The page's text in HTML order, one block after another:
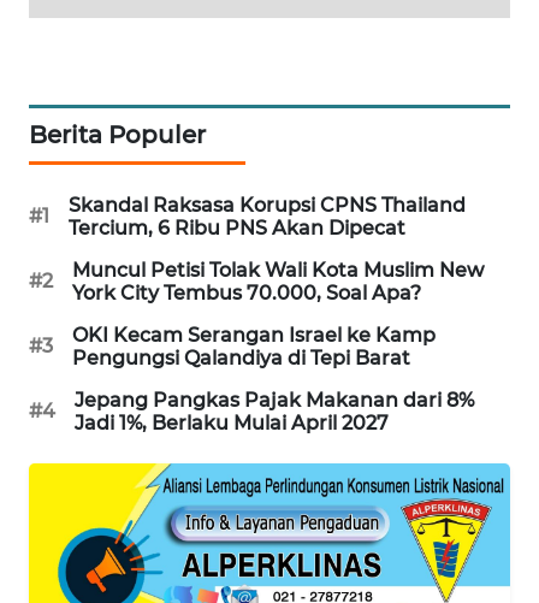
Berita Populer
#1
Skandal Raksasa Korupsi CPNS Thailand
Tercium, 6 Ribu PNS Akan Dipecat
#2
Muncul Petisi Tolak Wali Kota Muslim New
York City Tembus 70.000, Soal Apa?
#3
OKI Kecam Serangan Israel ke Kamp
Pengungsi Qalandiya di Tepi Barat
#4
Jepang Pangkas Pajak Makanan dari 8%
Jadi 1%, Berlaku Mulai April 2027
MASYARAKAT
KELISTRIKAN
WALINKI
ID
MARTABAT
NET
MKLI